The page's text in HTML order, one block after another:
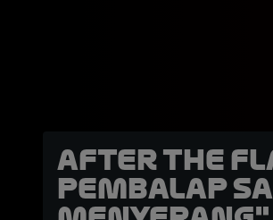
After the
Pembalap